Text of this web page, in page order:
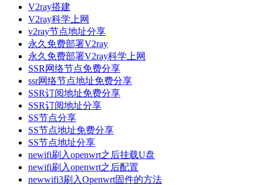
V2ray搭建
V2ray科学上网
v2ray节点地址分享
永久免费部署V2ray
永久免费部署V2ray科学上网
SSR网络节点免费分享
ssr网络节点地址免费分享
SSR订阅地址免费分享
SSR订阅地址分享
SS节点分享
SS节点地址免费分享
SS节点地址分享
newifi刷入openwrt之后挂载U盘
newifi刷入openwrt之后配置
newwifi3刷入Openwrt固件的方法